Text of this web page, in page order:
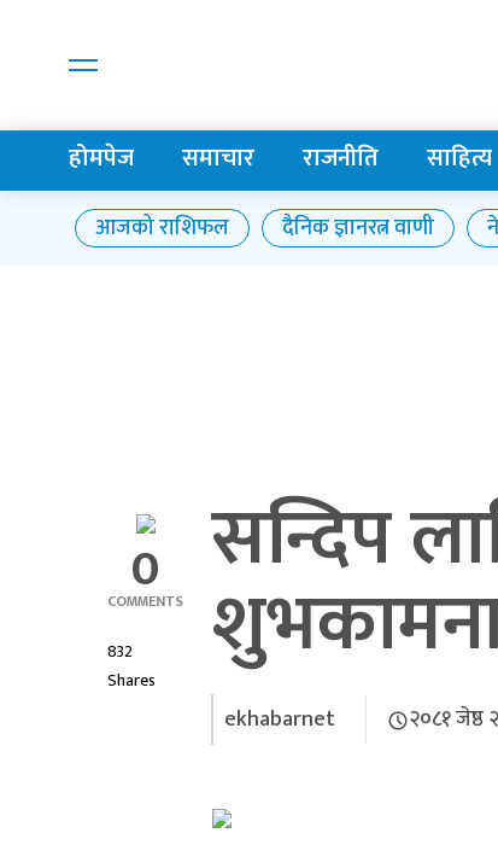
होमपेज समाचार राजनीति साहित्य
आजको राशिफल दैनिक ज्ञानरत्न वाणी
0
COMMENTS
832
Shares
सन्दिप
ekhabarnet २०८१ जेष्ठ